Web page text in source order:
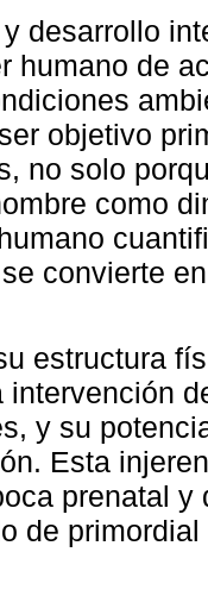
desarrollo
humano de
objetivo
no solo
como
convierte
estructura
intervención
y su
Esta
prenatal
de